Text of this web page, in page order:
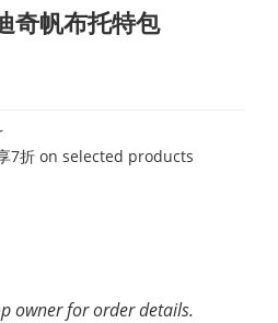
奇帆布托特包
7折 on selected products
owner for order details.